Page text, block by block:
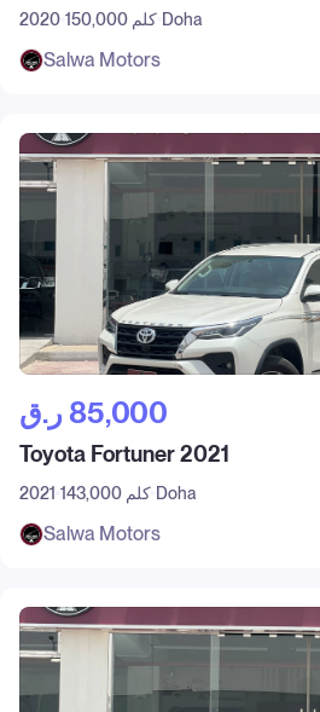
2020 150,000 كلم Doha
Salwa Motors
ر.ق‎ 85,000
Toyota Fortuner 2021
2021 143,000 كلم Doha
Salwa Motors